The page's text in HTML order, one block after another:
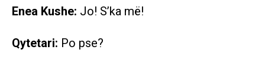
Enea Kushe: Jo! S’ka më!
Qytetari: Po pse?